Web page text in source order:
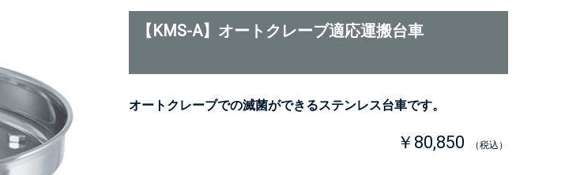
【KMS-A】オートクレーブ適応運搬台車
オートクレーブでの滅菌ができるステンレス台車です。
￥80,850 （税込）